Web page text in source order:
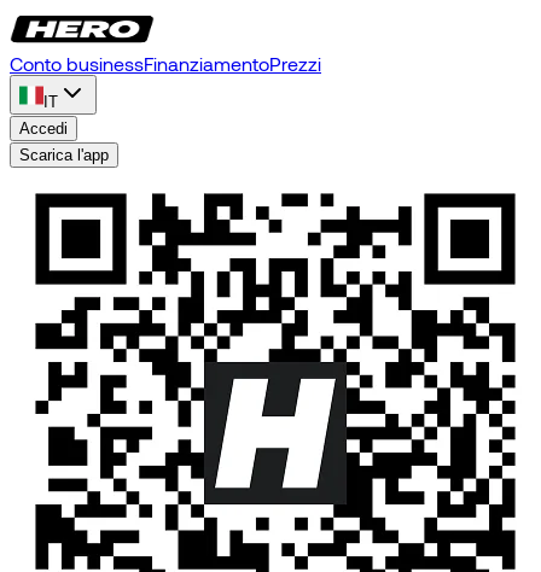
Conto businessFinanziamentoPrezzi
IT
Accedi
Scarica l'app